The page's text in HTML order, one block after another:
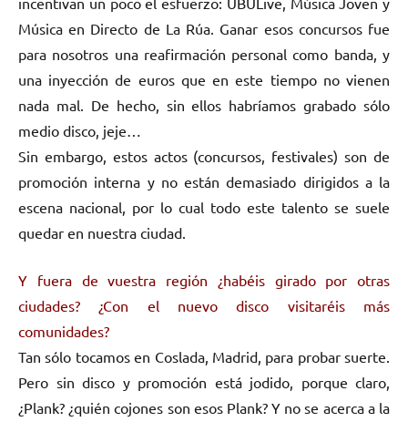
Música en Directo de La Rúa. Ganar esos concursos fue
para nosotros una reafirmación personal como banda, y
una inyección de euros que en este tiempo no vienen
nada mal. De hecho, sin ellos habríamos grabado sólo
medio disco, jeje…
Sin embargo, estos actos (concursos, festivales) son de
promoción interna y no están demasiado dirigidos a la
escena nacional, por lo cual todo este talento se suele
quedar en nuestra ciudad.
Y fuera de vuestra región ¿habéis girado por otras
ciudades? ¿Con el nuevo disco visitaréis más
comunidades?
Tan sólo tocamos en Coslada, Madrid, para probar suerte.
Pero sin disco y promoción está jodido, porque claro,
¿Plank? ¿quién cojones son esos Plank? Y no se acerca a la